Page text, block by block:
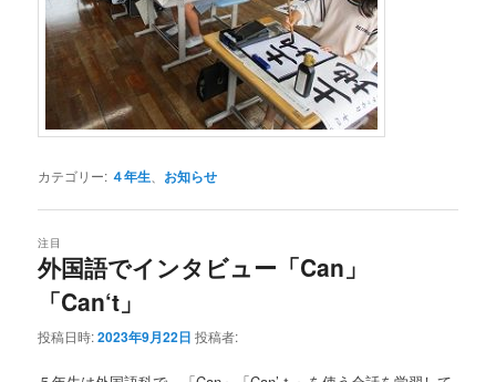
カテゴリー: ４年生 お知らせ
外国語でインタビュー「Can」
「Can‘t」
注目
投稿日時:2023年9月22日 投稿者: